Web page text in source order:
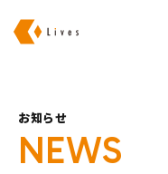
お知らせ
NEWS